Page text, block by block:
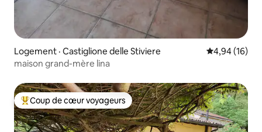
Logement · Castiglione delle Stiviere Note
4,94 (16)
maison grand-mère lina
Coup de cœur voyageurs parmi les plus aimés
Coup de cœur voyageurs